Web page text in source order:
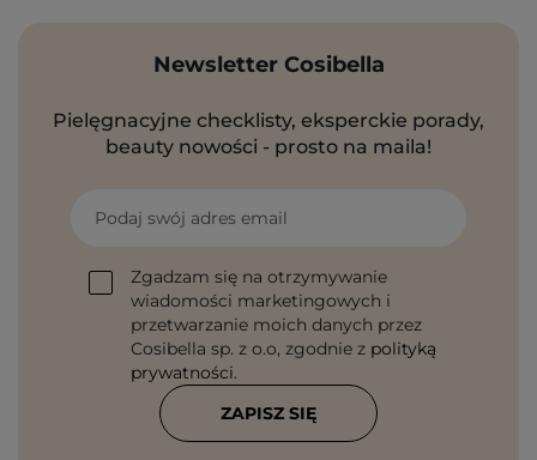
Newsletter Cosibella
Pielęgnacyjne checklisty, eksperckie porady,
beauty nowości - prosto na maila!
Podaj swój adres email
Zgadzam się na otrzymywanie
wiadomości marketingowych i
przetwarzanie moich danych przez
Cosibella sp. z o.o, zgodnie z polityką
prywatności.
ZAPISZ SIĘ